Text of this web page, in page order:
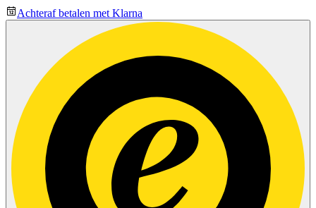
Achteraf betalen met Klarna